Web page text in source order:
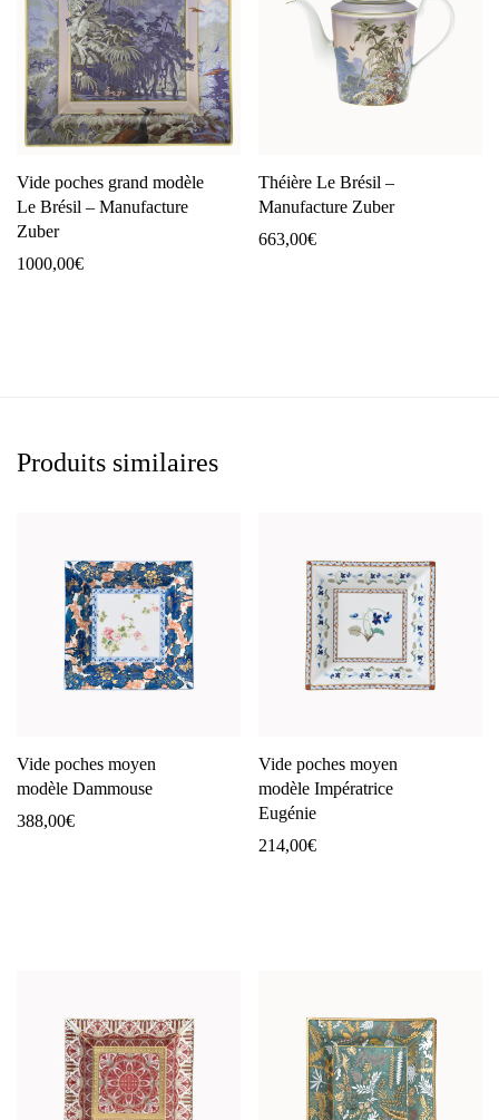
Vide poches grand modèle
Le Brésil – Manufacture
Zuber
1000,00€
Théière Le Brésil –
Manufacture Zuber
663,00€
Produits similaires
Vide poches moyen
modèle Dammouse
388,00€
Vide poches moyen
modèle Impératrice
Eugénie
214,00€